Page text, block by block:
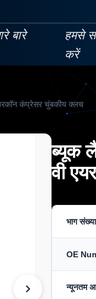
बारे
हमसे
करें
कंप्रेसर चुंबकीय क्लच
ब्यूक
वी
भाग संख्या
OE
न्यूनतम